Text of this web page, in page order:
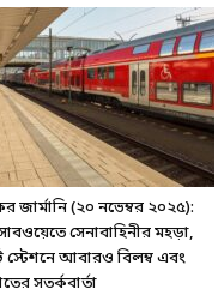
(২০ নভেম্বর ২০২৫):
সেনাবাহিনীর মহড়া,
স্টেশনে আবারও বিলম্ব এবং
সতর্কবার্তা